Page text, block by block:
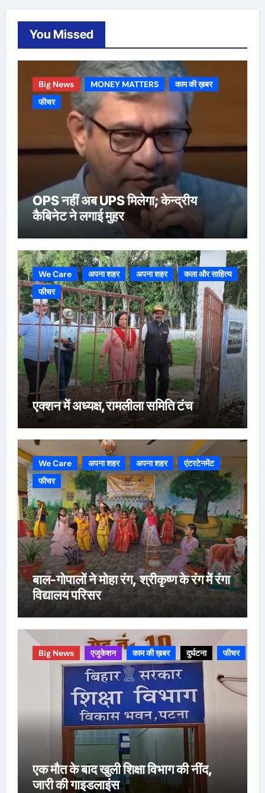
You Missed
Big News MONEY MATTERS
काम की ख़बर
फीचर
OPS नहीं अब UPS मिलेगा; केन्द्रीय
कैबिनेट ने लगाई मुहर
We Care अपना शहर अपना शहर
कला और साहित्य
फीचर
एक्शन में अध्यक्ष,रामलीला समिति टंच
We Care अपना शहर अपना शहर
एंटरटेनमेंट
फीचर
बाल-गोपालों ने मोहा रंग, श्रीकृष्ण के रंग में रंगा
विद्यालय परिसर
Big News एजुकेशन काम की ख़बर दुर्घटना फीचर
एक मौत के बाद खुली शिक्षा विभाग की नींद,
जारी की गाइडलाइंस